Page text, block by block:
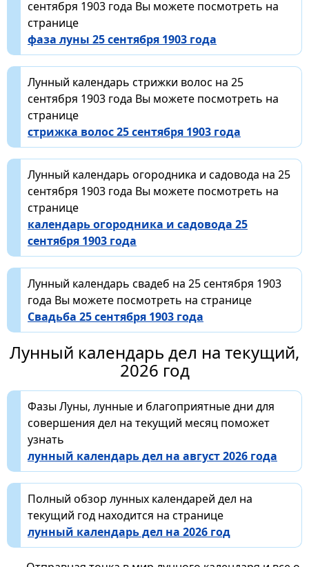
сентября 1903 года Вы можете посмотреть на
странице
фаза луны 25 сентября 1903 года
Лунный календарь стрижки волос на 25
сентября 1903 года Вы можете посмотреть на
странице
стрижка волос 25 сентября 1903 года
Лунный календарь огородника и садовода на 25
сентября 1903 года Вы можете посмотреть на
странице
календарь огородника и садовода 25
сентября 1903 года
Лунный календарь свадеб на 25 сентября 1903
года Вы можете посмотреть на странице
Свадьба 25 сентября 1903 года
Лунный календарь дел на текущий,
2026 год
Фазы Луны, лунные и благоприятные дни для
совершения дел на текущий месяц поможет
узнать
лунный календарь дел на август 2026 года
Полный обзор лунных календарей дел на
текущий год находится на странице
лунный календарь дел на 2026 год